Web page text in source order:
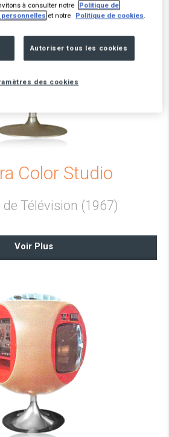
Color Studio
Télévision (1967)
Voir Plus
à consulter notre
Politique de
et notre Politique de cookies.
Autoriser tous les cookies
des cookies